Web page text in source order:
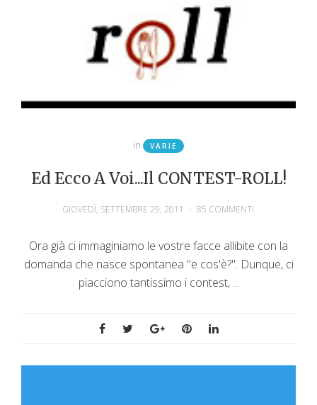
in VARIE
Ed Ecco A Voi...il CONTEST-ROLL!
GIOVEDÌ, SETTEMBRE 29, 2011 - 85 COMMENTI
Ora già ci immaginiamo le vostre facce allibite con la
domanda che nasce spontanea "e cos'è?". Dunque, ci
piacciono tantissimo i contest, ...